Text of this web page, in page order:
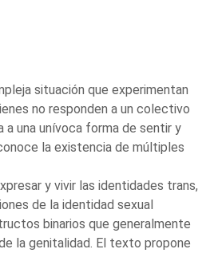
situación que experimentan
no responden a un colectivo
a una unívoca forma de sentir y
la existencia de múltiples
y vivir las identidades trans,
de la identidad sexual
binarios que generalmente
la genitalidad. El texto propone